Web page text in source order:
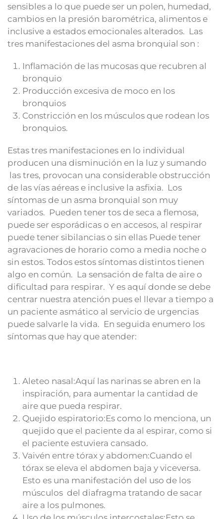
sensibles a lo que puede ser un polen, humedad,
cambios en la presión barométrica, alimentos e
inclusive a estados emocionales alterados. Las
tres manifestaciones del asma bronquial son :
Inflamación de las mucosas que recubren al
bronquio
Producción excesiva de moco en los
bronquios
Constricción en los músculos que rodean los
bronquios.
Estas tres manifestaciones en lo individual
producen una disminución en la luz y sumando
las tres, provocan una considerable obstrucción
de las vías aéreas e inclusive la asfixia. Los
síntomas de un asma bronquial son muy
variados. Pueden tener tos de seca a flemosa,
puede ser esporádicas o en accesos, al respirar
puede tener sibilancias o sin ellas Puede tener
agravaciones de horario como a media noche o
sin estos. Todos estos síntomas distintos tienen
algo en común. La sensación de falta de aire o
dificultad para respirar. Y es aquí donde se debe
centrar nuestra atención pues el llevar a tiempo a
un paciente asmático al servicio de urgencias
puede salvarle la vida. En seguida enumero los
síntomas que hay que atender:
Aleteo nasal:Aquí las narinas se abren en la
inspiración, para aumentar la cantidad de
aire que pueda respirar.
Quejido espiratorio:Es como lo menciona, un
quejido que el paciente da al espirar, como si
el paciente estuviera cansado.
Vaivén entre tórax y abdomen:Cuando el
tórax se eleva el abdomen baja y viceversa.
Esto es una manifestación del uso de los
músculos del diafragma tratando de sacar
aire a los pulmones.